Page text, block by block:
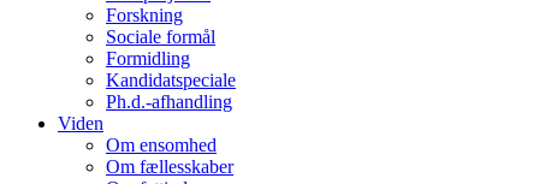
Forskning
Sociale formål
Formidling
Kandidatspeciale
Ph.d.-afhandling
Viden
Om ensomhed
Om fællesskaber